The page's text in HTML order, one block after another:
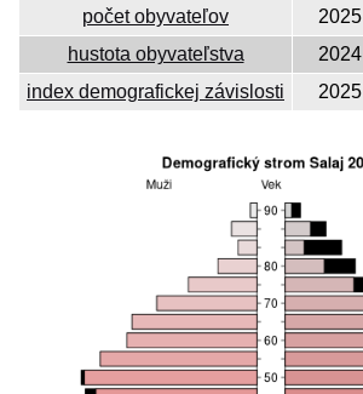
počet obyvateľov
2025
hustota obyvateľstva
2024
index demografickej závislosti
2025